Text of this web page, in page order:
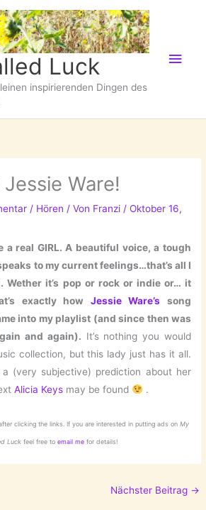
Luck
inspirierenden Dingen des
Ware!
/ Hören / Von Franzi/Oktober 16,
a real GIRL. A beautiful voice, a tough
to my current feelings…that’s all I
Wether it’s pop or rock or indie or… it
exactly how Jessie Ware’s song
into my playlist (and since then was
and again). It’s nothing you would
collection, but this lady just has it all.
(very subjective) prediction about her
Alicia Keys may be found .
clicking the links. If you are interested in putting ads on My
Luckfeel free toemail me for details!
Nächster Beitrag →